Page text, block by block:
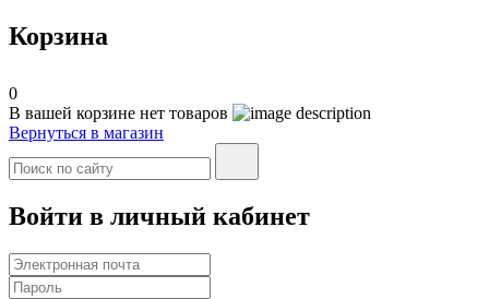
Корзина
0
В вашей корзине нет товаров
Вернуться в магазин
Войти в личный кабинет